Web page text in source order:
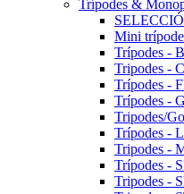
Trípodes &
Mini
Trípodes -
Tripodes -
Trípodes -
Trípodes -
Tripodes/
Trípodes -
Tripodes -
Trípodes -
Tripodes -